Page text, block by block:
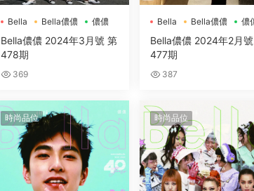
Bella Bella儂儂 儂儂
Bella儂儂 2024年3月號 第
478期
369
Bella Bella儂儂 儂
Bella儂儂 2024年2月
477期
387
時尚品位 時尚品位